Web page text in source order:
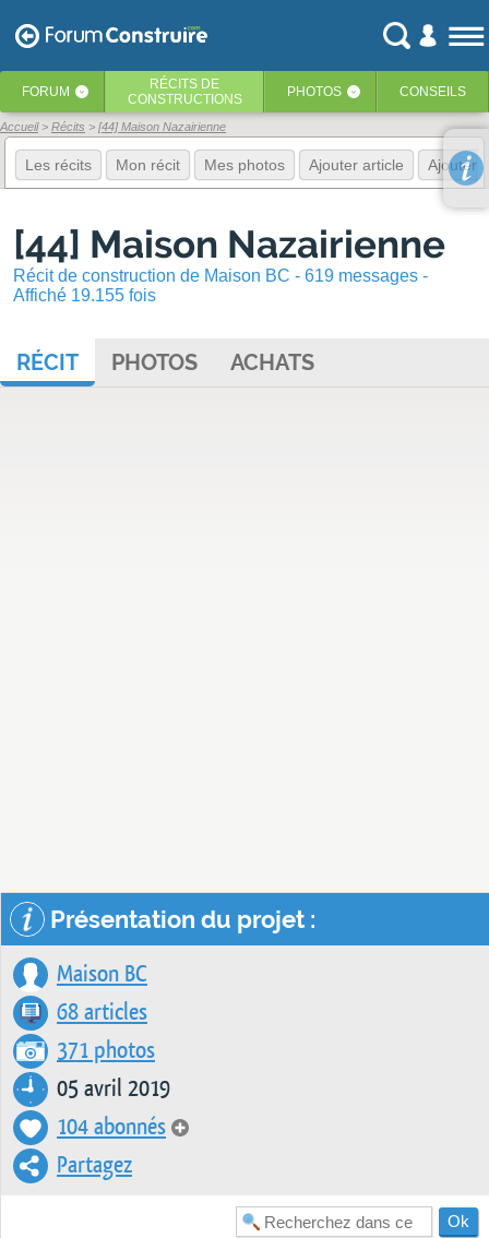
FORUM ‹ RÉCITS DE
CONSTRUCTIONS
PHOTOS ‹ CONSEILS
Accueil Récits [44] Maison Nazairienne
Les récits Mon récit Mes photos Ajouter article Ajouter
[44] Maison Nazairienne
Récit de construction de Maison BC - 619 messages -
Affiché 19.155 fois
RÉCIT PHOTOS ACHATS
Présentation du projet :
Maison BC
68 articles
371 photos
05 avril 2019
104 abonnés
Partagez